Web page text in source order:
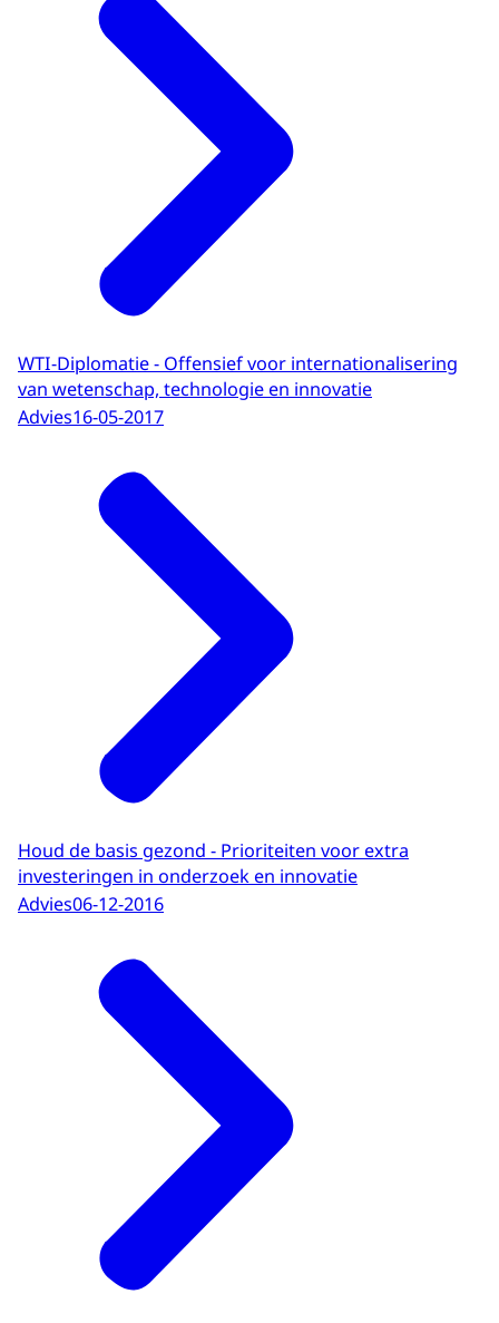
WTI-Diplomatie - Offensief voor internationalisering
van wetenschap, technologie en innovatie
Advies16-05-2017
Houd de basis gezond - Prioriteiten voor extra
investeringen in onderzoek en innovatie
Advies06-12-2016